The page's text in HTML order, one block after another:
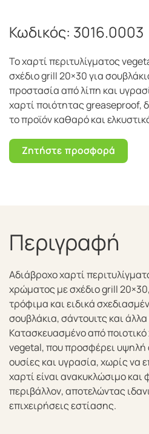
Κωδικός: 3016.0003
Το χαρτί περιτυλίγματος
σχέδιο grill 20×30 για
προστασία από λίπη και
χαρτί ποιότητας greaseproof,
το προϊόν καθαρό και
Ζητήστε προσφορά
Περιγραφή
Αδιάβροχο χαρτί
χρώματος με σχέδιο grill
τρόφιμα και ειδικά
σουβλάκια, σάντουιτς και
Κατασκευασμένο από
vegetal, που προσφέρει υψηλή
ουσίες και υγρασία, χωρίς να
χαρτί είναι ανακυκλώσιμο και
περιβάλλον, αποτελώντας
επιχειρήσεις εστίασης.